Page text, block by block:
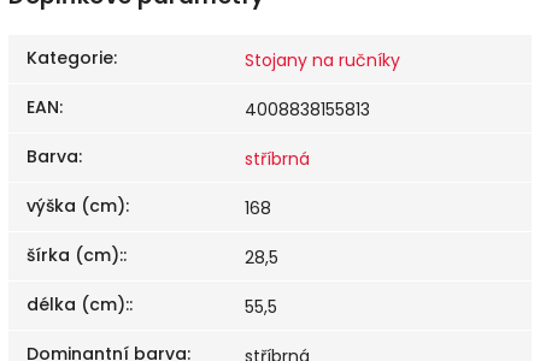
Kategorie:
Stojany na ručníky
EAN:
4008838155813
Barva:
stříbrná
výška (cm):
168
šírka (cm)::
28,5
délka (cm)::
55,5
Dominantní barva: stříbrná